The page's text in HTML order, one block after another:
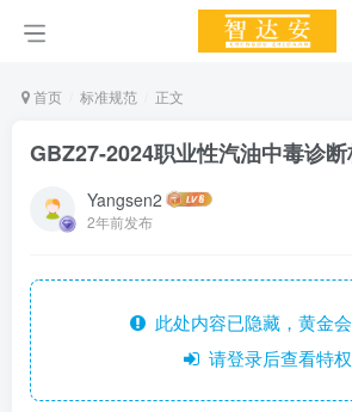
首页 标准规范 正文
GBZ27-2024职业性汽油中毒诊
Yangsen2
2年前发布
此处内容已隐藏，黄金
请登录后查看特权